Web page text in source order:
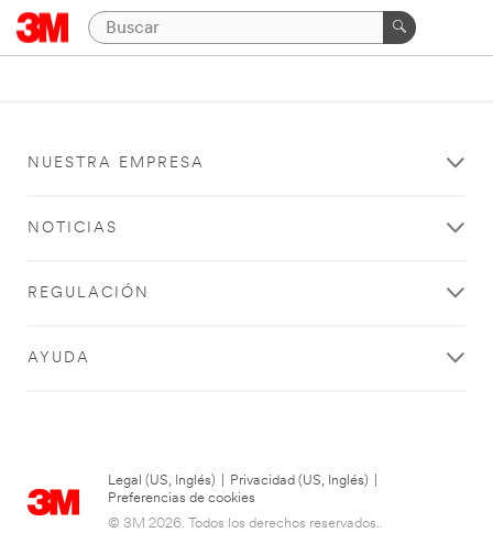
NUESTRA EMPRESA
NOTICIAS
REGULACIÓN
AYUDA
Legal (US, Inglés) Privacidad (US, Inglés)
Preferencias de cookies
© 3M 2026. Todos los derechos reservados..